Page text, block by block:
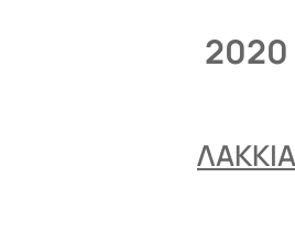
2020
ΛΑΚΚΙΑ